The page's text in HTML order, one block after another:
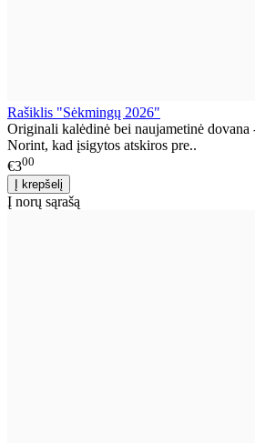
Rašiklis "Sėkmingų 2026"
Originali kalėdinė bei naujametinė dovana
Norint, kad įsigytos atskiros pre..
€300
Į norų sąrašą